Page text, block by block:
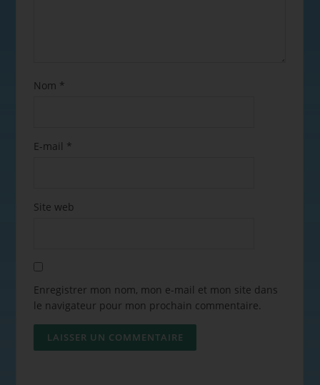
Nom *
E-mail *
Site web
Enregistrer mon nom, mon e-mail et mon site dans
le navigateur pour mon prochain commentaire.